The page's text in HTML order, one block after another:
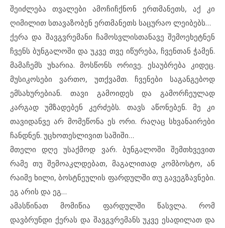
შეიძლება თვალები ამოჩიჩქნონ ერთმანეთს, აქ კი
ღიმილით სთავაზობენ ერთმანეთს საცურაო ლეიბებს…
ქერა და შავგვრემანი ჩამოსვლისთანავე შემოეხეტნენ
ჩვენს ბუნგალოში და უკვე თვე იწურება, ჩვენთან ჭამენ.
მამაჩემს უხარია. მოსწონს ორივე. ესაუბრება კიდეც.
მუსიკოსები ვართო, უთქვამთ. ჩვენები საგანგებოდ
ემსახურებიან. თავი გამოიდეს და გამორჩეულად
კარგად უმზადებენ კერძებს. თავს აწონებენ. მე კი
თავიდანვე არ მომეწონა ეს ორი. რაღაც სხვანაირები
ჩანდნენ. უცხოთესლივით საშიში…
მთელი დღე უსაქმოდ ვარ. ბუნგალოში შემთხვევით
რამე თუ შემოაკლდებათ, მაგალითად კომბოსტო, ან
რაიმე ხილი, ბოსტნეულის ფარდულში თუ გავეგზავნები.
ეგ არის და ეგ…
ამასწინათ მომიწია ფარდულში წასვლა. რომ
დავბრუნდი ქერას და შავგვრემანს უკვე ესადილათ და